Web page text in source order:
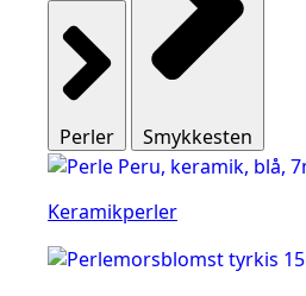
Perler Smykkesten
Keramikperler